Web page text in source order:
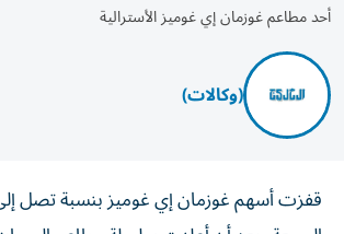
أحد مطاعم غوزمان إي غوميز الأسترالية
(وكالات)